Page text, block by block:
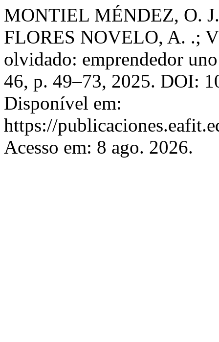
MONTIEL MÉNDEZ, O.
FLORES NOVELO, A. .;
olvidado: emprendedor
46, p. 49–73, 2025. DOI:
Disponível em:
https://
Acesso em: 8 ago. 2026.